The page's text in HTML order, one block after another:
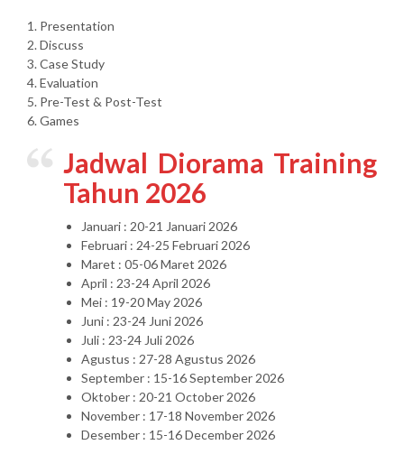
1. Presentation
2. Discuss
3. Case Study
4. Evaluation
5. Pre-Test & Post-Test
6. Games
Jadwal Diorama Training
Tahun 2026
Januari : 20-21 Januari 2026
Februari : 24-25 Februari 2026
Maret : 05-06 Maret 2026
April : 23-24 April 2026
Mei : 19-20 May 2026
Juni : 23-24 Juni 2026
Juli : 23-24 Juli 2026
Agustus : 27-28 Agustus 2026
September : 15-16 September 2026
Oktober : 20-21 October 2026
November : 17-18 November 2026
Desember : 15-16 December 2026